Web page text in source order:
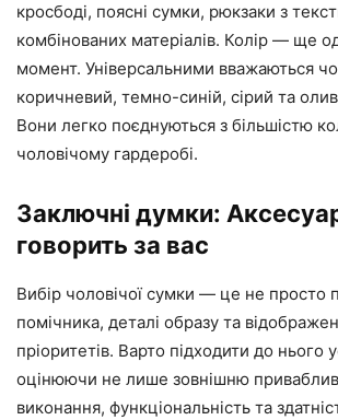
кросбоді, поясні сумки, рюкзаки з
комбінованих матеріалів. Колір — ще
момент. Універсальними вважаються
коричневий, темно-синій, сірий та
Вони легко поєднуються з більшістю
чоловічому гардеробі.
Заключні думки:
говорить за вас
Вибір чоловічої сумки — це не просто
помічника, деталі образу та
пріоритетів. Варто підходити до нього
оцінюючи не лише зовнішню
виконання, функціональність та